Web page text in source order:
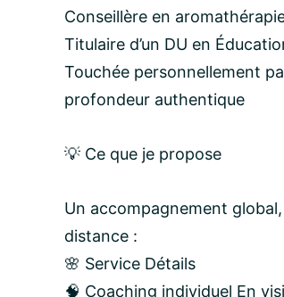
Conseillère en
Titulaire d’un DU en
Touchée personnellement
profondeur authentique
💡 Ce que je propose
Un accompagnement
distance :
🌸 Service Détails
🧠 Coaching individuel En